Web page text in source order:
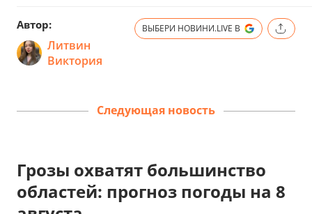
Автор:
Литвин
Виктория
ВЫБЕРИ НОВИНИ.LIVE В
Следующая новость
Грозы охватят большинство
областей: прогноз погоды на 8